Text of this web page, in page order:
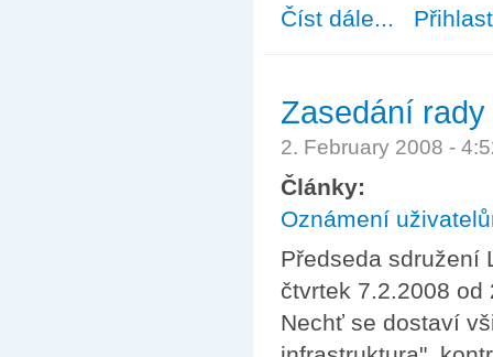
Číst dále... about
Zasedání
2. February 2008 -
Články:
Oznámení
Předseda sdružení
čtvrtek 7.2.2008 od
Nechť se dostaví